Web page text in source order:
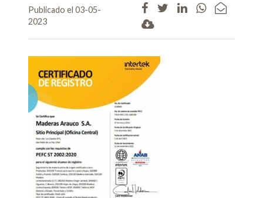
Publicado el 03-05-
2023